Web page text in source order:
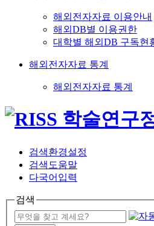
해외전자자료 이용안내
해외DB별 이용권한
대학별 해외DB 구독현
해외전자자료 통계
해외전자자료 통계
검색환경설정
검색도움말
다국어입력
검색